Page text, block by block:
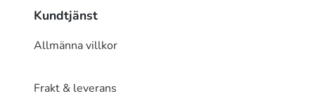
Kundtjänst
Allmänna villkor
Frakt & leverans